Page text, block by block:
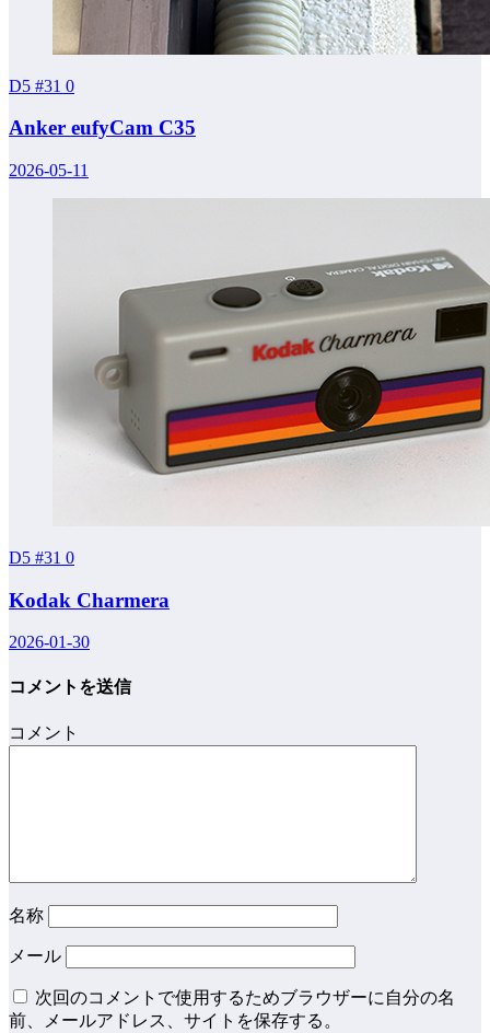
D5 #31 0
Anker eufyCam C35
2026-05-11
D5 #31 0
Kodak Charmera
2026-01-30
コメントを送信
コメント
名称
メール
次回のコメントで使用するためブラウザーに自分の名
前、メールアドレス、サイトを保存する。